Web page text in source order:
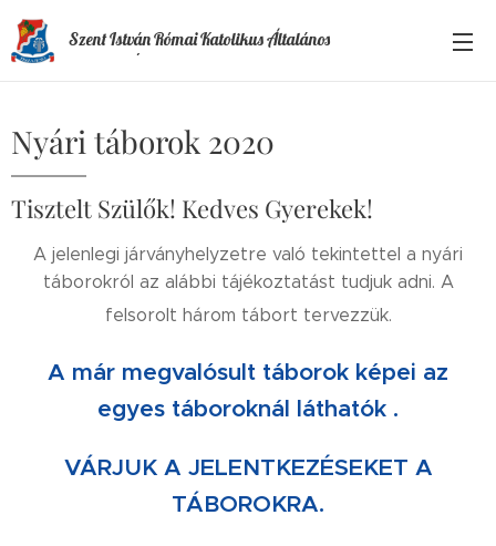
Szent István Római Katolikus Általános
Nyári táborok 2020
Tisztelt Szülők! Kedves Gyerekek!
A jelenlegi járványhelyzetre való tekintettel a nyári
táborokról az alábbi tájékoztatást tudjuk adni. A
felsorolt három tábort tervezzük.
A már megvalósult táborok képei az
egyes táboroknál láthatók .
VÁRJUK A JELENTKEZÉSEKET A
TÁBOROKRA.